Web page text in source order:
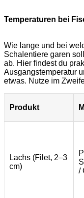
Temperaturen bei
Wie lange und bei
Schalentiere garen
ab. Hier findest du
Ausgangstemperatur
etwas. Nutze im
Produkt
Lachs (Filet, 2–3
cm)
/